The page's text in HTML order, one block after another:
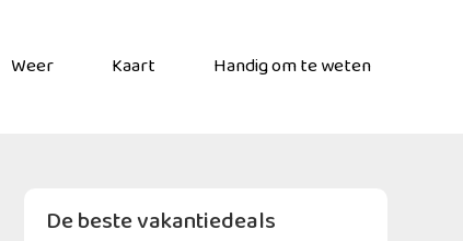
Weer Kaart Handig om te weten
De beste vakantiedeals